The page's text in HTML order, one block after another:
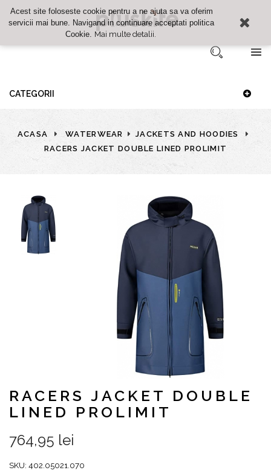
Cosul meu
Lista de dorinte
Finalizare
CATEGORII
ACASA WATERWEAR
JACKETS AND HOODIES
RACERS JACKET DOUBLE LINED PROLIMIT
RACERS JACKET DOUBLE
LINED PROLIMIT
764,95 lei
SKU: 402.05021.070
Acest site foloseste cookie pentru a ne ajuta sa va oferim
servicii mai bune. Navigand in continuare acceptati politica
Cookie. Mai multe detalii.